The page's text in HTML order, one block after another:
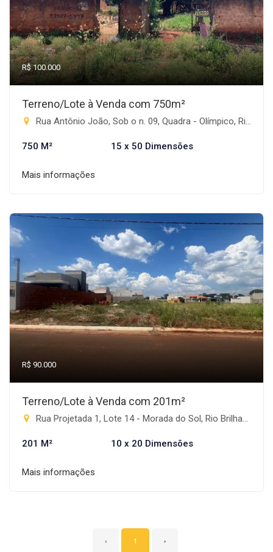
R$ 100.000
Terreno/Lote à Venda com 750m²
Rua Antônio João, Sob o n. 09, Quadra - Olímpico, Rio Brilhante-MS
750 M² 15 x 50 Dimensões
Mais informações
R$ 90.000
Terreno/Lote à Venda com 201m²
Rua Projetada 1, Lote 14 - Morada do Sol, Rio Brilhante-MS
201 M² 10 x 20 Dimensões
Mais informações
‹ 1 ›